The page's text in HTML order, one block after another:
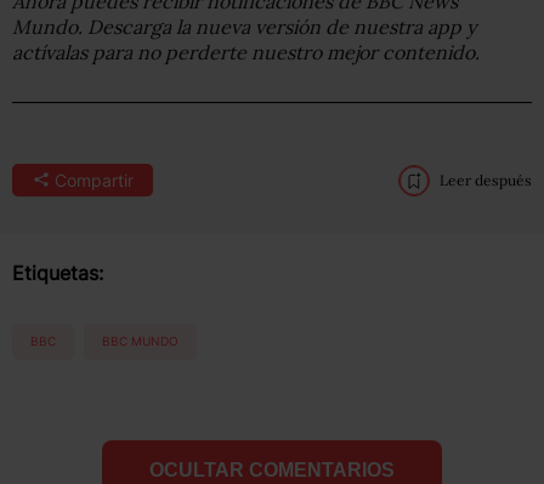
Mundo. Descarga la nueva versión de nuestra app y
actívalas para no perderte nuestro mejor contenido.
Compartir Leer después
Etiquetas:
BBC BBC MUNDO
OCULTAR COMENTARIOS